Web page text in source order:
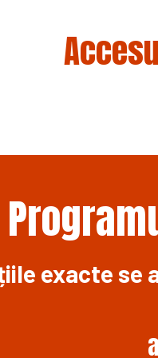
exacte se